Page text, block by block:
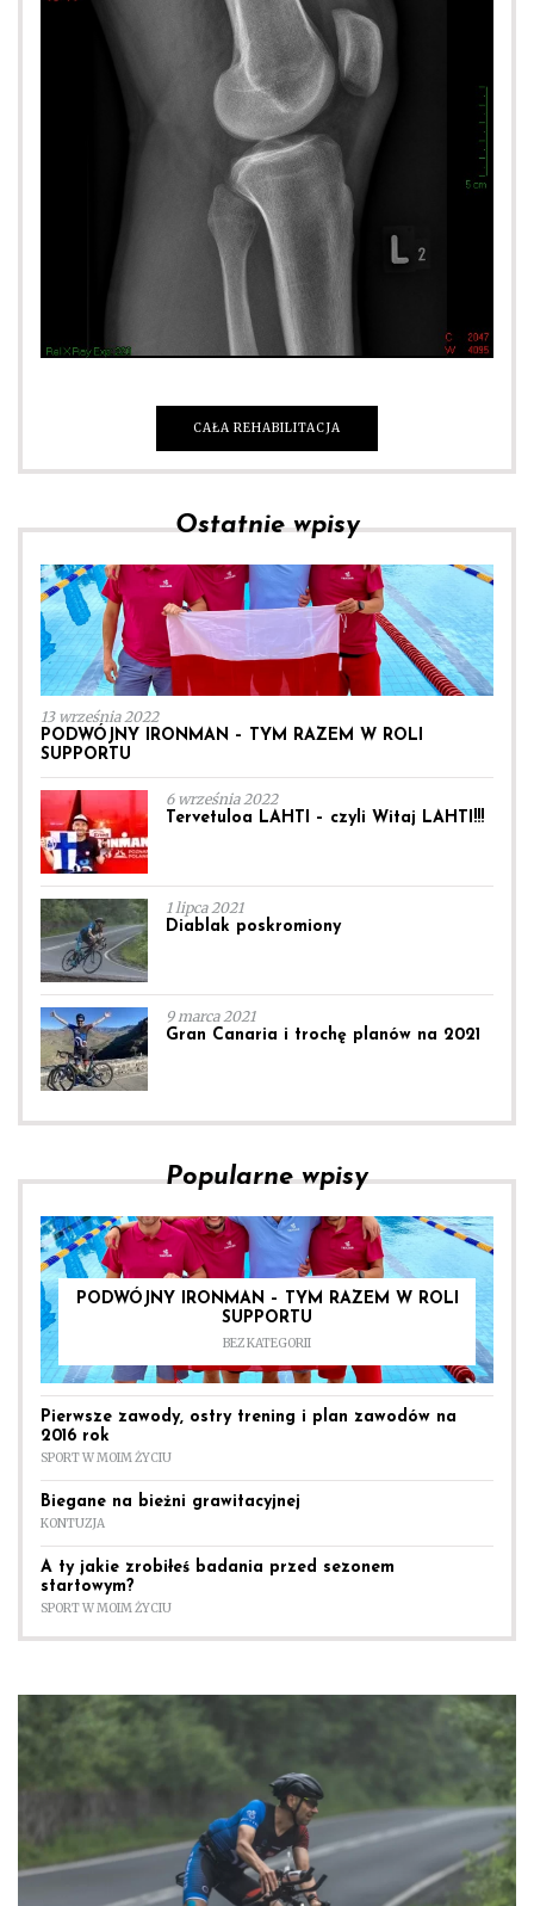
CAŁA REHABILITACJA
Ostatnie wpisy
13 września 2022
PODWÓJNY IRONMAN – TYM RAZEM W ROLI
SUPPORTU
6 września 2022
Tervetuloa LAHTI – czyli Witaj LAHTI!!!
1 lipca 2021
Diablak poskromiony
9 marca 2021
Gran Canaria i trochę planów na 2021
Popularne wpisy
PODWÓJNY IRONMAN – TYM RAZEM W ROLI
SUPPORTU
BEZ KATEGORII
Pierwsze zawody, ostry trening i plan zawodów na
2016 rok
SPORT W MOIM ŻYCIU
Biegane na bieżni grawitacyjnej
KONTUZJA
A ty jakie zrobiłeś badania przed sezonem
startowym?
SPORT W MOIM ŻYCIU